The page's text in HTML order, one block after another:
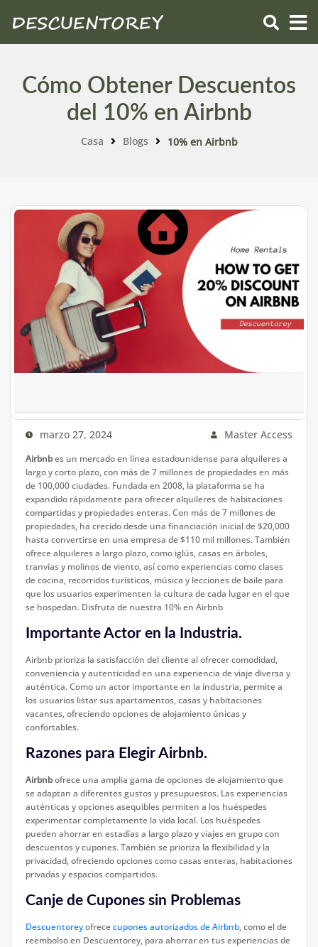
Cómo Obtener Descuentos
del 10% en Airbnb
Casa Blogs 10% en Airbnb
marzo 27, 2024 Master Access
Airbnbes un mercado en línea estadounidense para alquileres a
largo y corto plazo, con más de 7 millones de propiedades en más
de 100,000 ciudades. Fundada en 2008, la plataforma se ha
expandido rápidamente para ofrecer alquileres de habitaciones
compartidas y propiedades enteras. Con más de 7 millones de
propiedades, ha crecido desde una financiación inicial de $20,000
hasta convertirse en una empresa de $110 mil millones. También
ofrece alquileres a largo plazo, como iglús, casas en árboles,
tranvías y molinos de viento, así como experiencias como clases
de cocina, recorridos turísticos, música y lecciones de baile para
que los usuarios experimenten la cultura de cada lugar en el que
se hospedan. Disfruta de nuestra 10% en Airbnb
Importante Actor en la Industria.
Airbnb prioriza la satisfacción del cliente al ofrecer comodidad,
conveniencia y autenticidad en una experiencia de viaje diversa y
auténtica. Como un actor importante en la industria, permite a
los usuarios listar sus apartamentos, casas y habitaciones
vacantes, ofreciendo opciones de alojamiento únicas y
confortables.
Razones para Elegir Airbnb.
Airbnbofrece una amplia gama de opciones de alojamiento que
se adaptan a diferentes gustos y presupuestos. Las experiencias
auténticas y opciones asequibles permiten a los huéspedes
experimentar completamente la vida local. Los huéspedes
pueden ahorrar en estadías a largo plazo y viajes en grupo con
descuentos y cupones. También se prioriza la flexibilidad y la
privacidad, ofreciendo opciones como casas enteras, habitaciones
privadas y espacios compartidos.
Canje de Cupones sin Problemas
Descuentoreyofrececupones autorizados de Airbnb, como el de
reembolso en Descuentorey, para ahorrar en tus experiencias de